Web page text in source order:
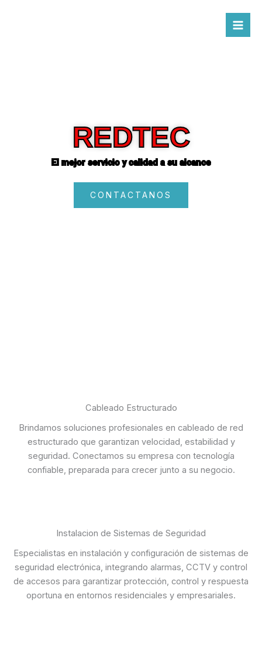
REDTEC
El mejor servicio y calidad a su alcance
CONTACTANOS
Cableado Estructurado
Brindamos soluciones profesionales en cableado de red
estructurado que garantizan velocidad, estabilidad y
seguridad. Conectamos su empresa con tecnología
confiable, preparada para crecer junto a su negocio.
Instalacion de Sistemas de Seguridad
Especialistas en instalación y configuración de sistemas de
seguridad electrónica, integrando alarmas, CCTV y control
de accesos para garantizar protección, control y respuesta
oportuna en entornos residenciales y empresariales.